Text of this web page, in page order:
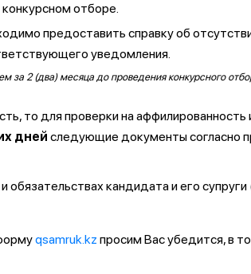
отборе.
предоставить справку об
уведомления.
2 (два) месяца до проведения конкурсного
то для проверки на
дней следующие документы согласно
кандидата и его супруги
qsamruk.kz просим Вас убедится, в